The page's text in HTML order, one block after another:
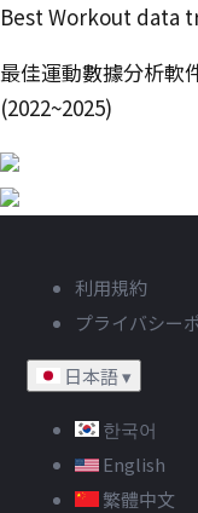
Best Workout data
最佳運動數據分析軟
(2022~2025)
利用規約
プライバシー
日本語▾
한국어
English
繁體中文